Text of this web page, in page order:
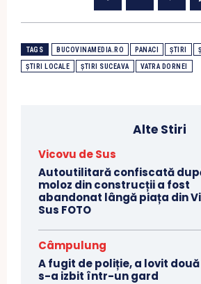
TAGS BUCOVINAMEDIA.RO PANACI ȘTIRI
ȘTIRI LOCALE ȘTIRI SUCEAVA VATRA DORNEI
Alte Stiri
Vicovu de Sus
Autoutilitară confiscată
moloz din construcții a fost
abandonat lângă piața din
Sus FOTO
Câmpulung
A fugit de poliție, a lovit două
s-a izbit într-un gard